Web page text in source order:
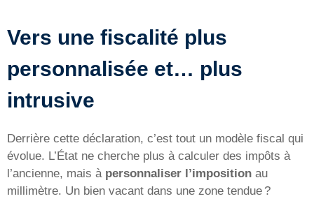
Vers une fiscalité plus
personnalisée et… plus
intrusive
Derrière cette déclaration, c’est tout un modèle fiscal qui
évolue. L’État ne cherche plus à calculer des impôts à
l’ancienne, mais à personnaliser l’imposition au
millimètre. Un bien vacant dans une zone tendue ?